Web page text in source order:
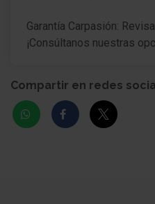
Garantía Carpasión:
¡Consúltanos nuestras
Compartir en redes